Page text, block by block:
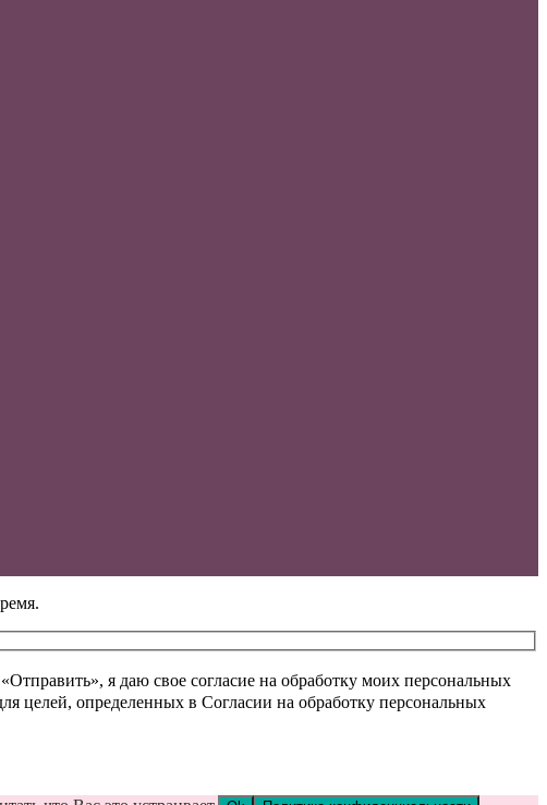
я даю свое согласие на обработку моих персональных
целей, определенных в Согласии на обработку персональных